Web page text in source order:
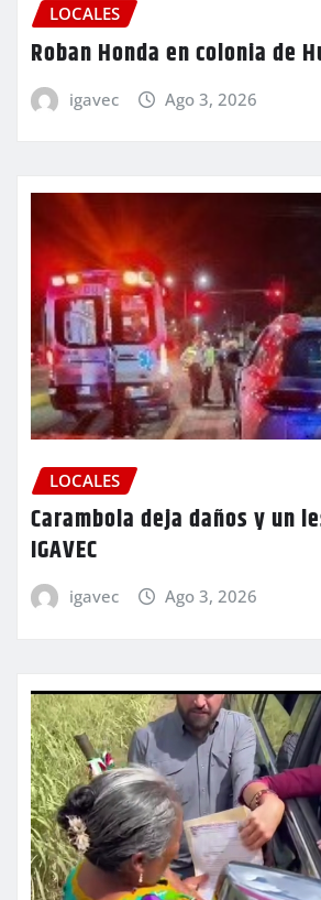
LOCALES
Roban Honda en colonia de
igavec Ago 3, 2026
LOCALES
Carambola deja daños y un
IGAVEC
igavec Ago 3, 2026